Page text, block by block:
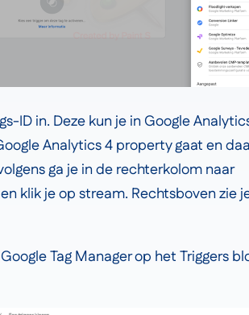
ID in. Deze kun je in Google
Analytics 4 property gaat en
ga je in de rechterkolom naar
en klik je op stream. Rechtsboven zie
Tag Manager op het Triggers